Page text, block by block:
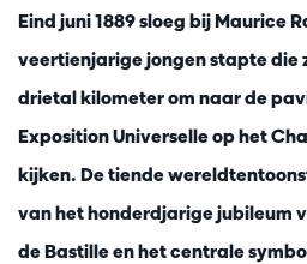
Eind juni 1889 sloeg bij Maurice
veertienjarige jongen stapte die
drietal kilometer om naar de
Exposition Universelle op het
kijken. De tiende
van het honderdjarige jubileum
de Bastille en het centrale